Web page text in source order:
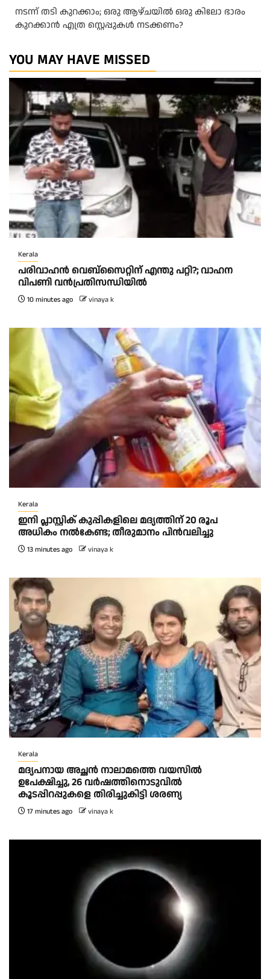
നടന്ന് തടി കുറക്കാം; ഒരു ആഴ്ചയിൽ ഒരു കിലോ ഭാരം
കുറക്കാൻ എത്ര സ്റ്റെപ്പുകൾ നടക്കണം?
YOU MAY HAVE MISSED
Kerala
പരിവാഹൻ വെബ്സൈറ്റിന് എന്തു പറ്റി?; വാഹന
വിപണി വന്‍പ്രതിസന്ധിയിൽ
10 minutes ago vinaya k
Kerala
ഇനി പ്ലാസ്റ്റിക് കുപ്പികളിലെ മദ്യത്തിന് 20 രൂപ
അധികം നല്‍കേണ്ട; തീരുമാനം പിന്‍വലിച്ചു
13 minutes ago vinaya k
Kerala
മദ്യപനായ അച്ഛൻ നാലാമത്തെ വയസിൽ
ഉപേക്ഷിച്ചു, 26 വർഷത്തിനൊടുവിൽ
കൂടപ്പിറപ്പുകളെ തിരിച്ചുകിട്ടി ശരണ്യ
17 minutes ago vinaya k